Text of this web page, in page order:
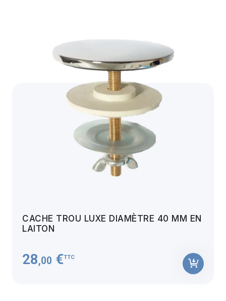
CACHE TROU LUXE DIAMÈTRE 40 MM EN
LAITON
28,00 €TTC